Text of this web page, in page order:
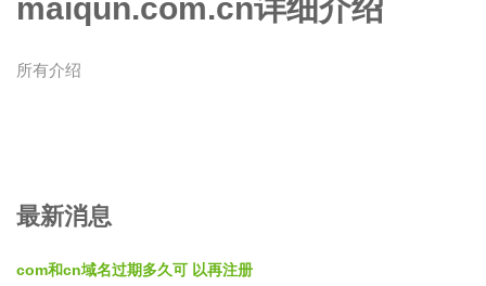
maiqun.com.cn详细介绍
所有介绍
最新消息
com和cn域名过期多久可 以再注册